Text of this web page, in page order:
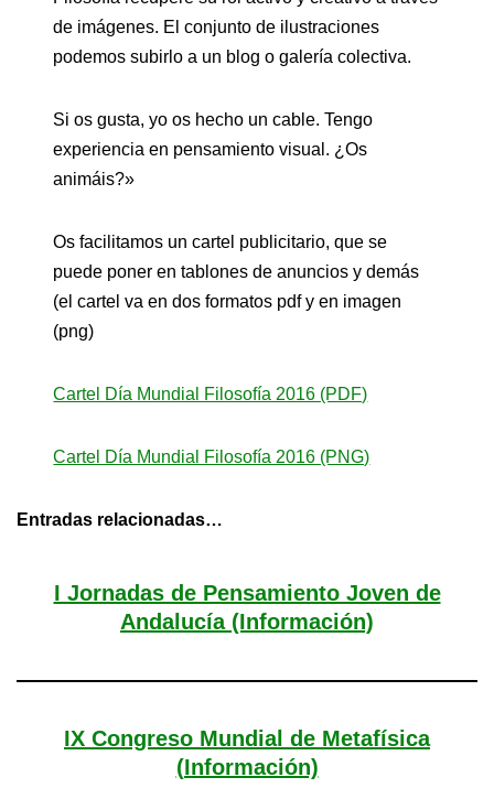
de imágenes. El conjunto de ilustraciones
podemos subirlo a un blog o galería colectiva.
Si os gusta, yo os hecho un cable. Tengo
experiencia en pensamiento visual. ¿Os
animáis?»
Os facilitamos un cartel publicitario, que se
puede poner en tablones de anuncios y demás
(el cartel va en dos formatos pdf y en imagen
(png)
Cartel Día Mundial Filosofía 2016 (PDF)
Cartel Día Mundial Filosofía 2016 (PNG)
Entradas relacionadas…
I Jornadas de Pensamiento Joven de
Andalucía (Información)
IX Congreso Mundial de Metafísica
(Información)